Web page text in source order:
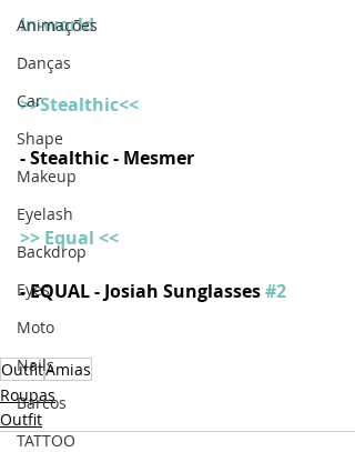
Animações
Danças
Car
Shape
Makeup
Eyelash
Backdrop
Eyes
Moto
Nails
Barcos
TATTOO
In-world
>>Stealthic<<
- Stealthic - Mesmer
>> Equal <<
- EQUAL - Josiah Sunglasses #2
OutfitAmias
Roupas
Outfit